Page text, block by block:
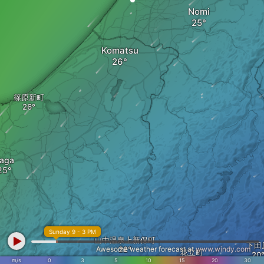
Komatsu
Nomi
篠原新町
花立町
山中温泉上新保町
下田
m/s 0 3 5 10 15 20 30
Sunday 9 - 3 PM
Awesome weather forecast atwww.windy.com